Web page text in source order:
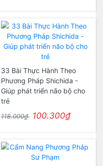
33 Bài Thực Hành Theo
Phương Pháp Shichida -
Giúp phát triển não bộ cho
trẻ
118.000₫ 100.300₫